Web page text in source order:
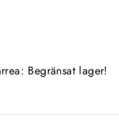
Begränsat lager!